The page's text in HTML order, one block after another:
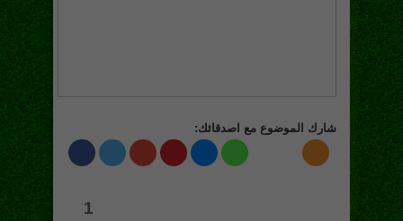
شارك الموضوع مع اصدقائك:
1